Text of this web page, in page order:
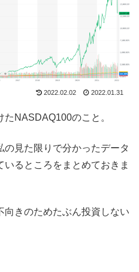
2022.02.02 2022.01.31
NASDAQ100のこと。
の見た限りで分かったデータ
るところをまとめておきま
きのためたぶん投資しない